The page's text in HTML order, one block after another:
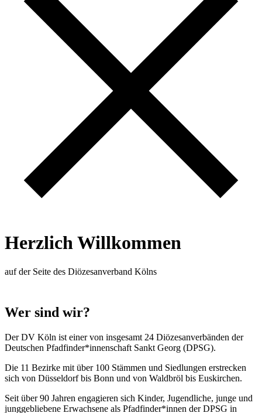
Herzlich Willkommen
auf der Seite des Diözesanverband Kölns
Wer sind wir?
Der DV Köln ist einer von insgesamt 24 Diözesanverbänden der
Deutschen Pfadfinder*innenschaft Sankt Georg (DPSG).
Die 11 Bezirke mit über 100 Stämmen und Siedlungen erstrecken
sich von Düsseldorf bis Bonn und von Waldbröl bis Euskirchen.
Seit über 90 Jahren engagieren sich Kinder, Jugendliche, junge und
junggebliebene Erwachsene als Pfadfinder*innen der DPSG in